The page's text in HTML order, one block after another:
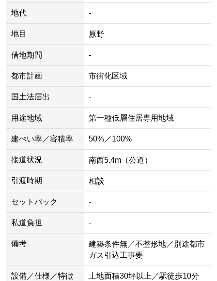
地代 -
地目 原野
借地期間 -
都市計画 市街化区域
国土法届出 -
用途地域 第一種低層住居専用地域
建ぺい率／容積率 50%／100%
接道状況 南西5.4m（公道）
引渡時期 相談
セットバック -
私道負担 -
備考
建築条件無／不整形地／別途都市
ガス引込工事要
設備／仕様／特徴
土地面積30坪以上／駅徒歩10分